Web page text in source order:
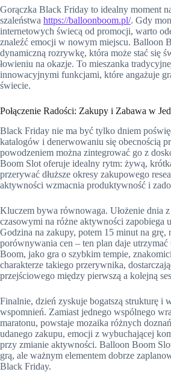
Gorączka Black Friday to idealny moment
szaleństwa https://balloonboom.pl/. Gdy
internetowych świecą od promocji, warto
znaleźć emocji w nowym miejscu. Balloon
dynamiczną rozrywkę, która może stać się
łowieniu na okazje. To mieszanka
innowacyjnymi funkcjami, które angażuje
świecie.
Połączenie Radości: Zakupy i Zabawa w
Black Friday nie ma być tylko dniem
katalogów i denerwowaniu się obecnością
powodzeniem można zintegrować go z
Boom Slot oferuje idealny rytm: żywą,
przerywać dłuższe okresy zakupowego
aktywności wzmacnia produktywność i
Kluczem bywa równowaga. Ułożenie dnia
czasowymi na różne aktywności zapobiega
Godzina na zakupy, potem 15 minut na grę,
porównywania cen – ten plan daje
Boom, jako gra o szybkim tempie,
charakterze takiego przerywnika,
przejściowego między pierwszą a kolejną
Finalnie, dzień zyskuje bogatszą strukturę i
wspomnień. Zamiast jednego wspólnego
maratonu, powstaje mozaika różnych
udanego zakupu, emocji z wybuchającej
przy zmianie aktywności. Balloon Boom
grą, ale ważnym elementem dobrze
Black Friday.